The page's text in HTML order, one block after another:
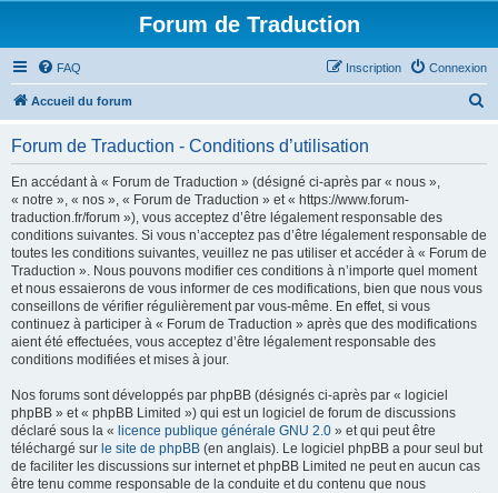
Forum de Traduction
FAQ Connexion
Inscription
Accueil du forum
Forum de Traduction - Conditions d’utilisation
En accédant à « Forum de Traduction » (désigné ci-après par « nous »,
« notre », « nos », « Forum de Traduction » et « https://www.forum-
traduction.fr/forum »), vous acceptez d’être légalement responsable des
conditions suivantes. Si vous n’acceptez pas d’être légalement responsable de
toutes les conditions suivantes, veuillez ne pas utiliser et accéder à « Forum de
Traduction ». Nous pouvons modifier ces conditions à n’importe quel moment
et nous essaierons de vous informer de ces modifications, bien que nous vous
conseillons de vérifier régulièrement par vous-même. En effet, si vous
continuez à participer à « Forum de Traduction » après que des modifications
aient été effectuées, vous acceptez d’être légalement responsable des
conditions modifiées et mises à jour.
Nos forums sont développés par phpBB (désignés ci-après par « logiciel
phpBB » et « phpBB Limited ») qui est un logiciel de forum de discussions
déclaré sous la « licence publique générale GNU 2.0 » et qui peut être
téléchargé sur le site de phpBB (en anglais). Le logiciel phpBB a pour seul but
de faciliter les discussions sur internet et phpBB Limited ne peut en aucun cas
être tenu comme responsable de la conduite et du contenu que nous